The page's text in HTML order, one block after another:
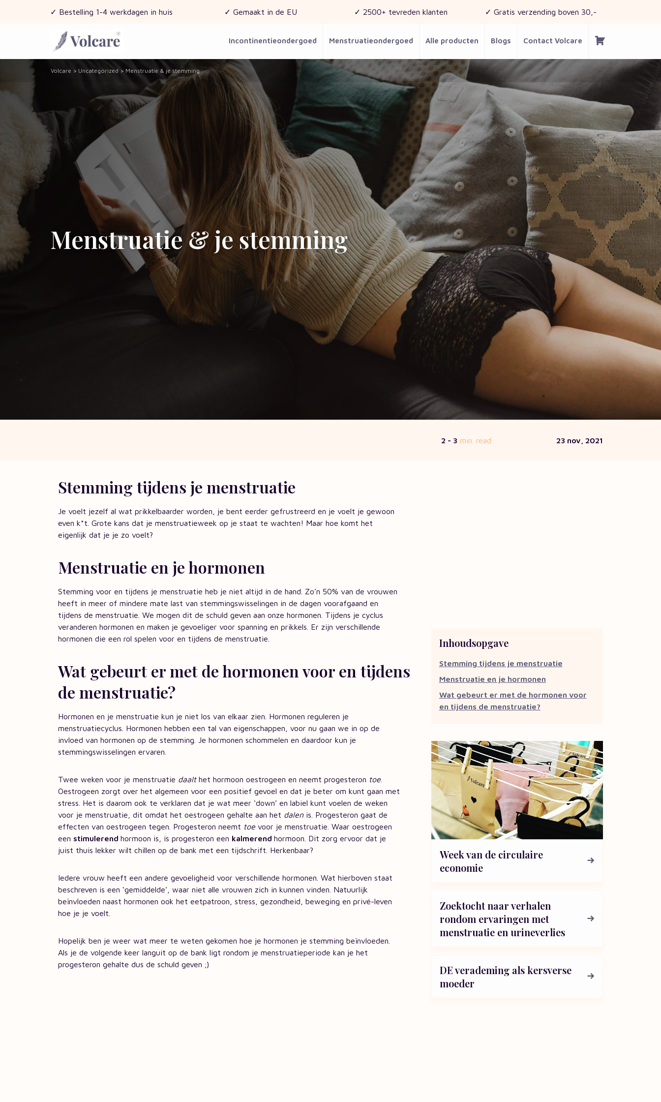
✓ Bestelling 1-4 werkdagen in huis ✓ Gemaakt in de EU ✓ 2500+ tevreden klanten ✓ Gratis verzending boven 30,-
Incontinentieondergoed Menstruatieondergoed Alle producten Blogs Contact Volcare
Volcare > Uncategorized > Menstruatie & je stemming
Menstruatie & je stemming
2 - 3 min. read 23 nov, 2021
Stemming tijdens je menstruatie
Je voelt jezelf al wat prikkelbaarder worden, je bent eerder gefrustreerd en je voelt je gewoon
even k*t. Grote kans dat je menstruatieweek op je staat te wachten! Maar hoe komt het
eigenlijk dat je je zo voelt?
Menstruatie en je hormonen
Stemming voor en tijdens je menstruatie heb je niet altijd in de hand. Zo’n 50% van de vrouwen
heeft in meer of mindere mate last van stemmingswisselingen in de dagen voorafgaand en
tijdens de menstruatie. We mogen dit de schuld geven aan onze hormonen. Tijdens je cyclus
veranderen hormonen en maken je gevoeliger voor spanning en prikkels. Er zijn verschillende
hormonen die een rol spelen voor en tijdens de menstruatie.
Wat gebeurt er met de hormonen voor en tijdens
de menstruatie?
Hormonen en je menstruatie kun je niet los van elkaar zien. Hormonen reguleren je
menstruatiecyclus. Hormonen hebben een tal van eigenschappen, voor nu gaan we in op de
invloed van hormonen op de stemming. Je hormonen schommelen en daardoor kun je
stemmingswisselingen ervaren.
Twee weken voor je menstruatie daalthet hormoon oestrogeen en neemt progesteron toe
Oestrogeen zorgt over het algemeen voor een positief gevoel en dat je beter om kunt gaan met
stress. Het is daarom ook te verklaren dat je wat meer ‘down’ en labiel kunt voelen de weken
voor je menstruatie, dit omdat het oestrogeen gehalte aan het dalenis. Progesteron gaat de
effecten van oestrogeen tegen. Progesteron neemt toe voor je menstruatie. Waar oestrogeen
een stimulerend hormoon is, is progesteron een kalmerend hormoon. Dit zorg ervoor dat je
juist thuis lekker wilt chillen op de bank met een tijdschrift. Herkenbaar?
Iedere vrouw heeft een andere gevoeligheid voor verschillende hormonen. Wat hierboven staat
beschreven is een ‘gemiddelde’, waar niet alle vrouwen zich in kunnen vinden. Natuurlijk
beïnvloeden naast hormonen ook het eetpatroon, stress, gezondheid, beweging en privé-leven
hoe je je voelt.
Hopelijk ben je weer wat meer te weten gekomen hoe je hormonen je stemming beïnvloeden.
Als je de volgende keer languit op de bank ligt rondom je menstruatieperiode kan je het
progesteron gehalte dus de schuld geven ;)
Inhoudsopgave
Stemming tijdens je menstruatie
Menstruatie en je hormonen
Wat gebeurt er met de hormonen voor
en tijdens de menstruatie?
Week van de circulaire
economie
Zoektocht naar verhalen
rondom ervaringen met
menstruatie en urineverlies
DE verademing als kersverse
moeder